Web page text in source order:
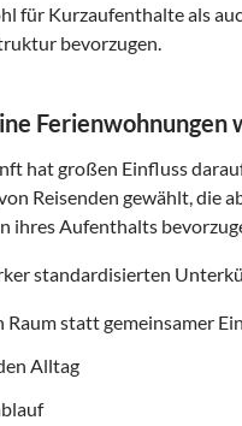
für Kurzaufenthalte als
bevorzugen.
Ferienwohnungen
hat großen Einfluss
Reisenden gewählt, die
ihres Aufenthalts
standardisierten
statt gemeinsamer
Alltag